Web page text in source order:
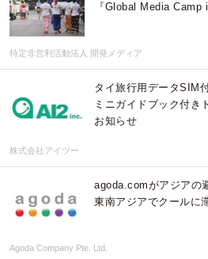
『Global Media Camp
特定非営利活動法人 開発メディア
タイ旅行用データSIM
ミニガイドブック付き
お知らせ
株式会社アイツー
agoda.comがアジアの
東南アジアでクールに
Agoda Company Pte. Ltd.